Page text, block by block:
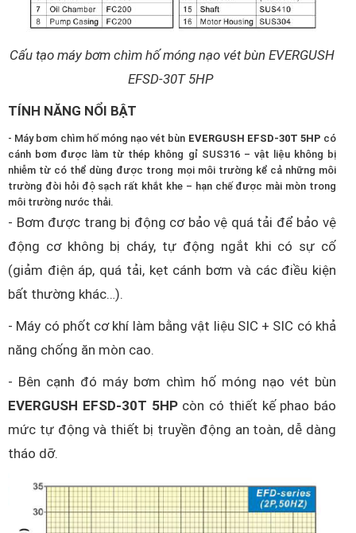
Cấu tạo máy bơm chìm hố móng nạo vét bùn EVERGUSH
EFSD-30T 5HP
TÍNH NĂNG NỔI BẬT
- Máy bơm chìm hố móng nạo vét bùn EVERGUSH EFSD-30T 5HP có
cánh bơm được làm từ thép không gỉ SUS316 – vật liệu không bị
nhiễm từ có thể dùng được trong mọi môi trường kể cả những môi
trường đòi hỏi độ sạch rất khắt khe – hạn chế được mài mòn trong
môi trường nước thải.
- Bơm được trang bị động cơ bảo vệ quá tải để bảo vệ
động cơ không bị cháy, tự động ngắt khi có sự cố
(giảm điện áp, quá tải, kẹt cánh bơm và các điều kiện
bất thường khác…).
- Máy có phốt cơ khí làm bằng vật liệu SIC + SIC có khả
năng chống ăn mòn cao.
- Bên cạnh đó máy bơm chìm hố móng nạo vét bùn
EVERGUSH EFSD-30T 5HPcòn có thiết kế phao báo
mức tự động và thiết bị truyền động an toàn, dễ dàng
tháo dỡ.